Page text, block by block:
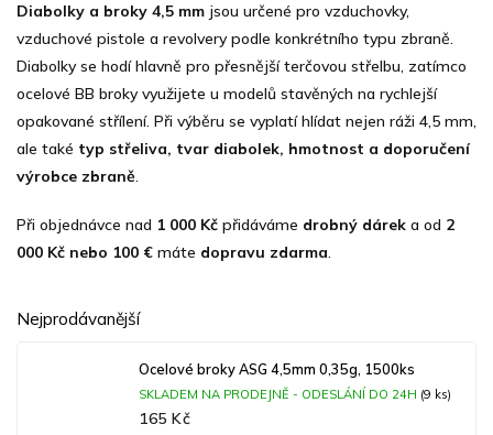
Diabolky a broky 4,5 mm jsou určené pro vzduchovky,
vzduchové pistole a revolvery podle konkrétního typu zbraně.
Diabolky se hodí hlavně pro přesnější terčovou střelbu, zatímco
ocelové BB broky využijete u modelů stavěných na rychlejší
opakované střílení. Při výběru se vyplatí hlídat nejen ráži 4,5 mm,
ale také typ střeliva, tvar diabolek, hmotnost a doporučení
výrobce zbraně.
Při objednávce nad 1 000 Kč přidáváme drobný dárek a od 2
000 Kč nebo 100 € máte dopravu zdarma.
Nejprodávanější
Ocelové broky ASG 4,5mm 0,35g, 1500ks
SKLADEM NA PRODEJNĚ - ODESLÁNÍ DO 24H (9 ks)
165 Kč